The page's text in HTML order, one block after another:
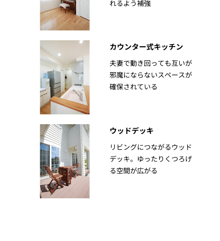
れるよう補強
カウンター式キッチン
夫妻で動き回っても互いが
邪魔にならないスペースが
確保されている
ウッドデッキ
リビングにつながるウッド
デッキ。ゆったりくつろげ
る空間が広がる